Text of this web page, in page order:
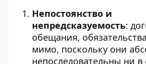
Непостоянство и
непредсказуемость:
обещания,
мимо, поскольку они
непоследовательны ни в